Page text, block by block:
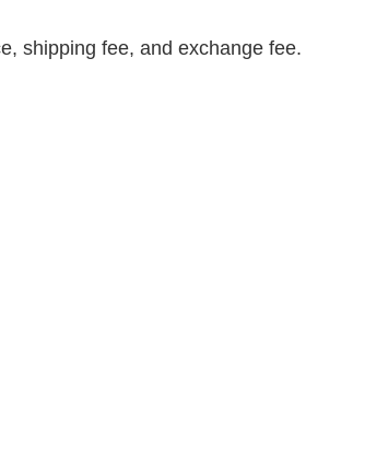
shipping fee, and exchange fee.